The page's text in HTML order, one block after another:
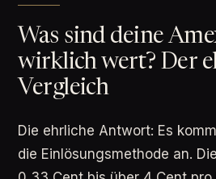
Was sind deine
wirklich wert? Der
Vergleich
Die ehrliche Antwort: Es
die Einlösungsmethode an.